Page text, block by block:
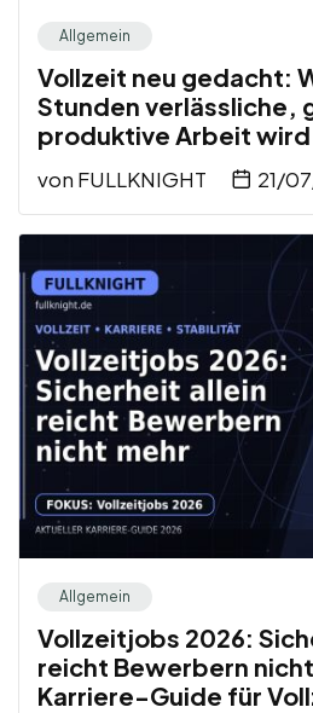
Allgemein
Vollzeit neu gedacht:
Stunden verlässliche,
produktive Arbeit wird
von FULLKNIGHT 21/
Allgemein
Vollzeitjobs 2026:
reicht Bewerbern
Karriere-Guide für